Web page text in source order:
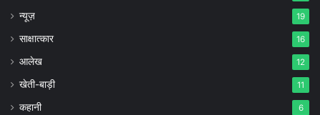
न्यूज़ 19
साक्षात्कार 16
आलेख 12
खेती-बाड़ी 11
कहानी 6